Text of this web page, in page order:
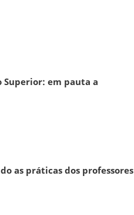
Superior: em pauta a
as práticas dos professores